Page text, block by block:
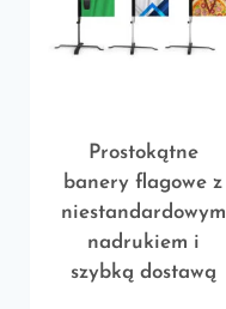
Prostokątne
banery flagowe z
niestandardowym
nadrukiem i
szybką dostawą